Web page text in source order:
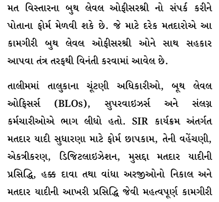
મત વિસ્તારના બુથ લેવલ ઓફીસરશ્રી નો સંપર્ક કરીને
પોતાના ફોર્મ મેળવી શકે છે. જે માટે દરેક મતદારોએ આ
કામગીરી બુથ લેવલ ઓફીસરશ્રી ઓને સાથ સહકાર
આપવા તંત્ર તરફથી વિનંતી કરવામાં આવેલ છે.
તાલીમમાં તાલુકાના ચૂંટણી અધિકારીઓ, બૂથ લેવલ
ઓફિસર્સ (BLOs), સુપરવાઇઝર્સ અને સંલગ્ન
કર્મચારીઓએ ભાગ લીધો હતો. SIR કાર્યક્રમ અંતર્ગત
મતદાર યાદી સુધારણા માટે ફોર્મ છાપકામ, તેની વહેંચણી,
એકત્રીકરણ, ડિજિટલાઇઝેશન, મુસદ્દા મતદાર યાદીની
પ્રસિદ્ધિ, હક્ક દાવા તથા વાંધા અરજીઓનો નિકાલ અને
મતદાર યાદીની આખરી પ્રસિદ્ધિ જેવી મહત્વપૂર્ણ કામગીરી